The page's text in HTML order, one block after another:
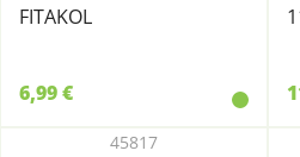
FITAKOL
6,99 €
45817